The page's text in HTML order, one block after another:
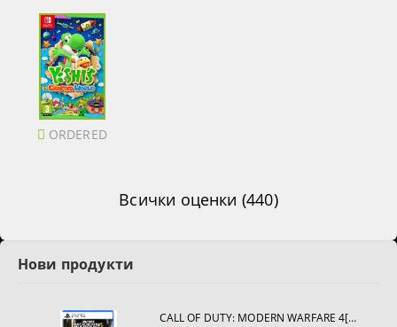
ORDERED
Всички оценки (440)
Нови продукти
CALL OF DUTY: MODERN WARFARE 4[PS5]